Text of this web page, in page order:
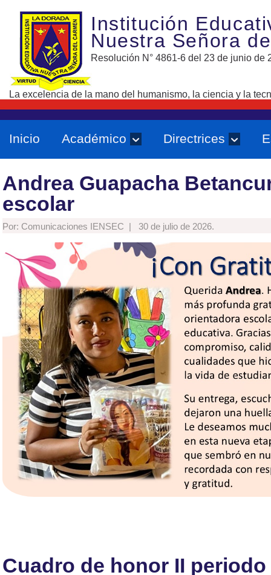
Institución
Nuestra Señora
Resolución N° 4861-6 del 23 de junio de
La excelencia de la mano del humanismo, la ciencia y la
Inicio Académico Directrices
Andrea Guapacha
escolar
Por: Comunicaciones IENSEC | 30 de julio de 2026.
Cuadro de honor II